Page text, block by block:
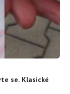
se. Klasické